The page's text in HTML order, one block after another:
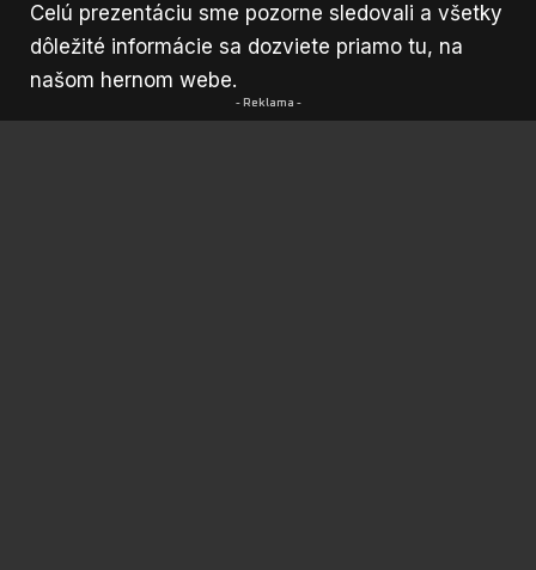
Celú prezentáciu sme pozorne sledovali a všetky
dôležité informácie sa dozviete priamo tu, na
našom hernom webe.
- Reklama -